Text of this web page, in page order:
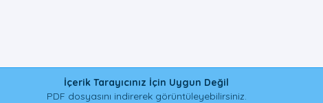
İçerik Tarayıcınız İçin Uygun Değil
PDF dosyasını indirerek görüntüleyebilirsiniz.